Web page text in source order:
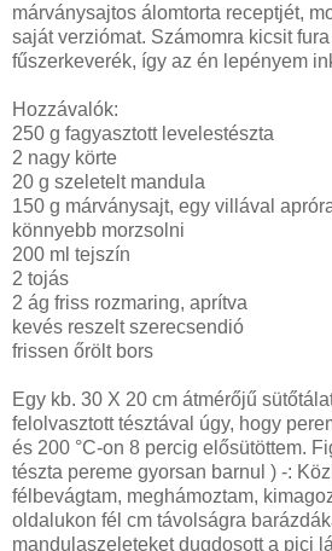
márványsajtos álomtorta receptjét,
saját verziómat. Számomra kicsit
fűszerkeverék, így az én lepényem
Hozzávalók:
250 g fagyasztott levelestészta
2 nagy körte
20 g szeletelt mandula
150 g márványsajt, egy villával
könnyebb morzsolni
200 ml tejszín
2 tojás
2 ág friss rozmaring, aprítva
kevés reszelt szerecsendió
frissen őrölt bors
Egy kb. 30 X 20 cm átmérőjű
felolvasztott tésztával úgy, hogy
és 200 °C-on 8 percig elősütöttem.
tészta pereme gyorsan barnul ) -:
félbevágtam, meghámoztam,
oldalukon fél cm távolságra
mandulaszeleteket dugdosott a pici